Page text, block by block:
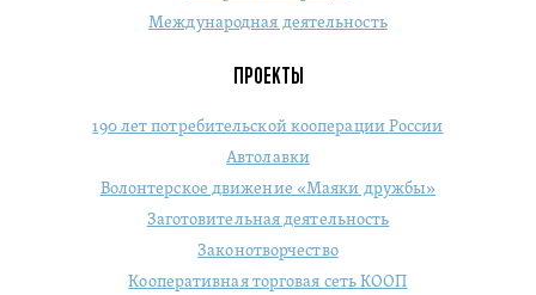
Международная деятельность
ПРОЕКТЫ
190 лет потребительской кооперации России
Автолавки
Волонтерское движение «Маяки дружбы»
Заготовительная деятельность
Законотворчество
Кооперативная торговая сеть КООП